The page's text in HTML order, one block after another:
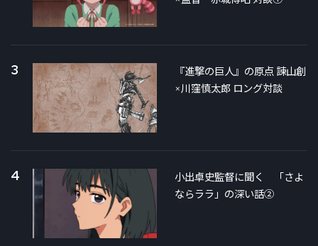
3
『進撃の巨人』の原点 諫山創
×川窪慎太郎 ロング対談
4
小出卓史監督に聞く 「さよ
ならララ」の深い話②